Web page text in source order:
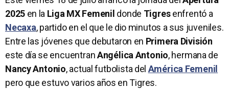
2025 en la Liga MX Femenil donde Tigresenfrentó a
Necaxa, partido en el que le dio minutos a sus juveniles.
Entre las jóvenes que debutaron en Primera División
este día se encuentranAngélica Antonio, hermana de
Nancy Antonio, actual futbolista del América Femenil
pero que estuvo varios años en Tigres.